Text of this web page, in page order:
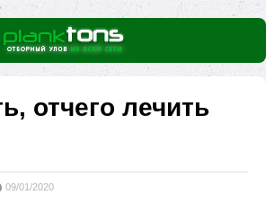
отчего лечить
09/01/2020